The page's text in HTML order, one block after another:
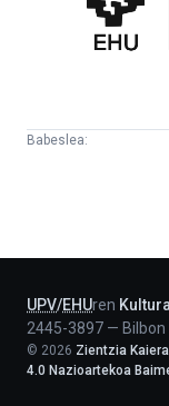
Katedra
Babeslea:
UPV/EHUren
2445-3897 —
© 2026 Zientzia Kaiera
4.0 Nazioartekoa